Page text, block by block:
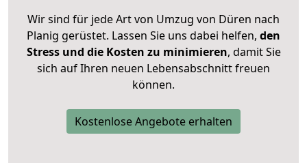
Wir sind für jede Art von Umzug von Düren nach
Planig gerüstet. Lassen Sie uns dabei helfen, den
Stress und die Kosten zu minimieren, damit Sie
sich auf Ihren neuen Lebensabschnitt freuen
können.
Kostenlose Angebote erhalten